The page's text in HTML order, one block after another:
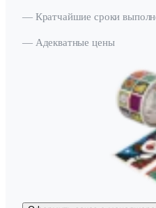
— Кратчайшие сроки
— Адекватные цены